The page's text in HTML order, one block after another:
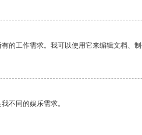
的工作需求。我可以使用它来编辑文档、制
不同的娱乐需求。